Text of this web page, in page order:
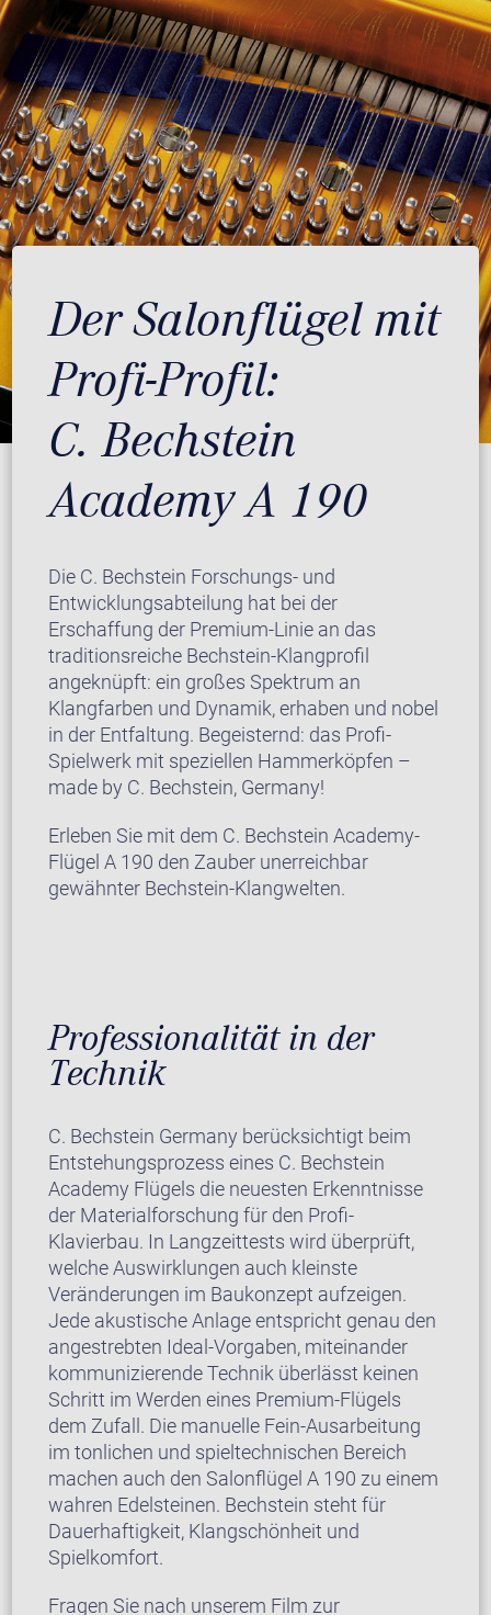
Der Salonflügel mit
Profi-Profil:
C. Bechstein
Academy A 190
Die C. Bechstein Forschungs- und
Entwicklungsabteilung hat bei der
Erschaffung der Premium-Linie an das
traditionsreiche Bechstein-Klangprofil
angeknüpft: ein großes Spektrum an
Klangfarben und Dynamik, erhaben und nobel
in der Entfaltung. Begeisternd: das Profi-
Spielwerk mit speziellen Hammerköpfen –
made by C. Bechstein, Germany!
Erleben Sie mit dem C. Bechstein Academy-
Flügel A 190 den Zauber unerreichbar
gewähnter Bechstein-Klangwelten.
Professionalität in der
Technik
C. Bechstein Germany berücksichtigt beim
Entstehungsprozess eines C. Bechstein
Academy Flügels die neuesten Erkenntnisse
der Materialforschung für den Profi-
Klavierbau. In Langzeittests wird überprüft,
welche Auswirklungen auch kleinste
Veränderungen im Baukonzept aufzeigen.
Jede akustische Anlage entspricht genau den
angestrebten Ideal-Vorgaben, miteinander
kommunizierende Technik überlässt keinen
Schritt im Werden eines Premium-Flügels
dem Zufall. Die manuelle Fein-Ausarbeitung
im tonlichen und spieltechnischen Bereich
machen auch den Salonflügel A 190 zu einem
wahren Edelsteinen. Bechstein steht für
Dauerhaftigkeit, Klangschönheit und
Spielkomfort.
Fragen Sie nach unserem Film zur